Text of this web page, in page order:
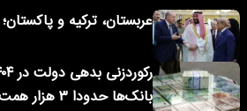
عربستان، ترکیه و
بانک‌ها حدودا ۳ هزار همت